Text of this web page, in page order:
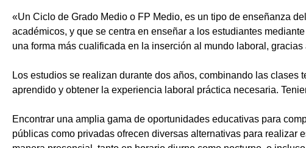
«Un Ciclo de Grado Medio o FP Medio, es un tipo de enseñanza
académicos, y que se centra en enseñar a los estudiantes
una forma más cualificada en la inserción al mundo laboral,
Los estudios se realizan durante dos años, combinando las
aprendido y obtener la experiencia laboral práctica necesaria.
Encontrar una amplia gama de oportunidades educativas para
públicas como privadas ofrecen diversas alternativas para